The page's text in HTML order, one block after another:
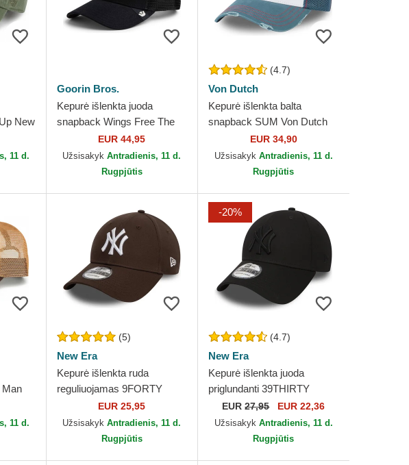
New
Brand
11 d.
Goorin Bros.
Kepurė išlenkta juoda
snapback Wings Free The
Farm Goorin Bros.
EUR 44,95
UžsisakykAntradienis, 11 d.
Rugpjūtis
(4.7)
Von Dutch
Kepurė išlenkta balta
snapback SUM Von Dutch
EUR 34,90
Užsisakyk Antradienis, 11 d.
Rugpjūtis
Man
11 d.
(5)
New Era
Kepurė išlenkta ruda
reguliuojamas 9FORTY
League Essential New York
Yankees MLB New Era
EUR 25,95
UžsisakykAntradienis, 11 d.
Rugpjūtis
-20%
(4.7)
New Era
Kepurė išlenkta juoda
priglundanti 39THIRTY
Classic New York Yankees
MLB New Era
EUR27,95 EUR 22,36
Užsisakyk Antradienis, 11 d.
Rugpjūtis